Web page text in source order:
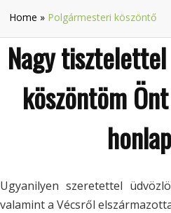
Home » Polgármesteri köszöntő
Nagy
köszöntöm
Ugyanilyen szeretettel
valamint a Vécsről